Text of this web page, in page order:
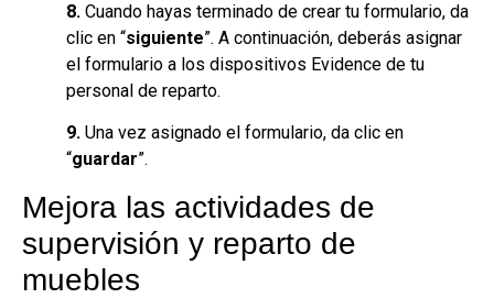
8. Cuando hayas terminado de crear tu formulario, da
clic en “siguiente”. A continuación, deberás asignar
el formulario a los dispositivos Evidence de tu
personal de reparto.
9. Una vez asignado el formulario, da clic en
“guardar”.
Mejora las actividades de
supervisión y reparto de
muebles